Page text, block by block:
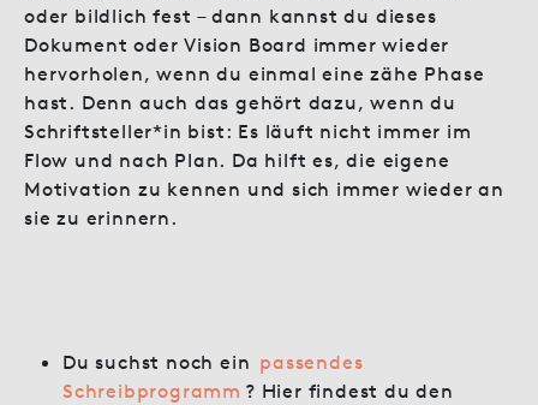
oder bildlich fest – dann kannst du dieses
Dokument oder Vision Board immer wieder
hervorholen, wenn du einmal eine zähe Phase
hast. Denn auch das gehört dazu, wenn du
Schriftsteller*in bist: Es läuft nicht immer im
Flow und nach Plan. Da hilft es, die eigene
Motivation zu kennen und sich immer wieder an
sie zu erinnern.
Du suchst noch ein passendes
Schreibprogramm ? Hier findest du den